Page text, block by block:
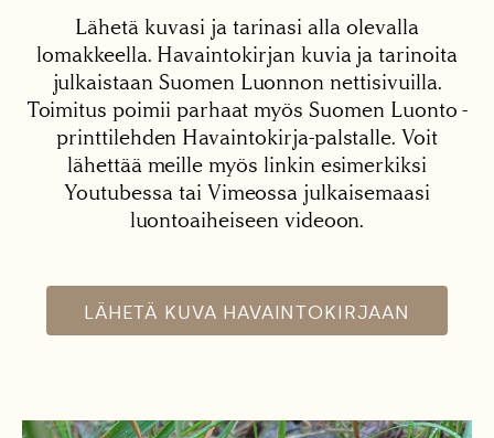
Lähetä kuvasi ja tarinasi alla olevalla
lomakkeella. Havaintokirjan kuvia ja tarinoita
julkaistaan Suomen Luonnon nettisivuilla.
Toimitus poimii parhaat myös Suomen Luonto -
printtilehden Havaintokirja-palstalle. Voit
lähettää meille myös linkin esimerkiksi
Youtubessa tai Vimeossa julkaisemaasi
luontoaiheiseen videoon.
LÄHETÄ KUVA HAVAINTOKIRJAAN